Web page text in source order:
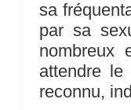
sa
par sa
nombreux
attendre
reconnu,